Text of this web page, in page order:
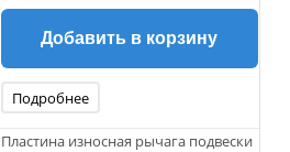
Добавить в корзину
Подробнее
Пластина износная рычага подвески